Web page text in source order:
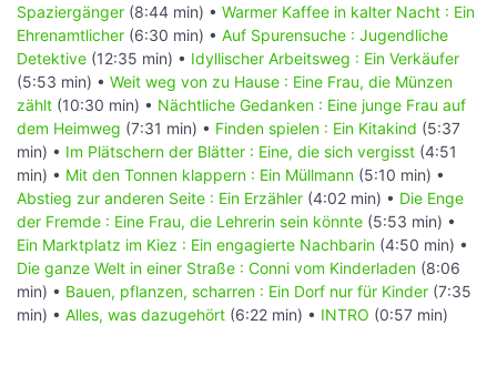
Spaziergänger (8:44 min) • Warmer Kaffee in kalter Nacht : Ein
Ehrenamtlicher (6:30 min) • Auf Spurensuche : Jugendliche
Detektive (12:35 min) • Idyllischer Arbeitsweg : Ein Verkäufer
(5:53 min) • Weit weg von zu Hause : Eine Frau, die Münzen
zählt (10:30 min) • Nächtliche Gedanken : Eine junge Frau auf
dem Heimweg (7:31 min) • Finden spielen : Ein Kitakind (5:37
min) • Im Plätschern der Blätter : Eine, die sich vergisst (4:51
min) • Mit den Tonnen klappern : Ein Müllmann (5:10 min) •
Abstieg zur anderen Seite : Ein Erzähler (4:02 min) • Die Enge
der Fremde : Eine Frau, die Lehrerin sein könnte (5:53 min) •
Ein Marktplatz im Kiez : Ein engagierte Nachbarin (4:50 min) •
Die ganze Welt in einer Straße : Conni vom Kinderladen (8:06
min) • Bauen, pflanzen, scharren : Ein Dorf nur für Kinder (7:35
min) • Alles, was dazugehört (6:22 min) • INTRO (0:57 min)